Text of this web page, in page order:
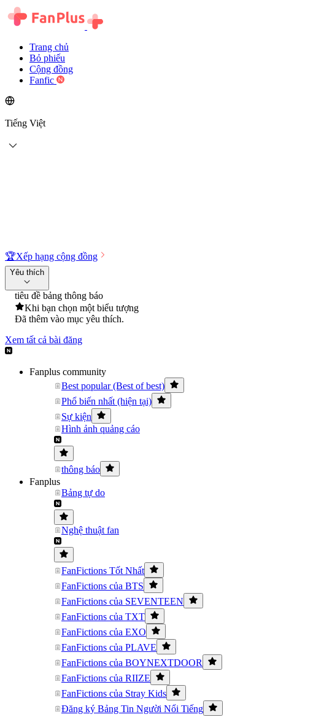
Trang chủ
Bỏ phiếu
Cộng đồng
Fanfic
Tiếng Việt
🏆Xếp hạng cộng đồng
Yêu thích
tiêu đề bảng thông báo
Khi bạn chọn một biểu tượng
Đã thêm vào mục yêu thích.
Xem tất cả bài đăng
Fanplus community
Best popular (Best of best)
Phổ biến nhất (hiện tại)
Sự kiện
Hình ảnh quảng cáo
thông báo
Fanplus
Bảng tự do
Nghệ thuật fan
FanFictions Tốt Nhất
FanFictions của BTS
FanFictions của SEVENTEEN
FanFictions của TXT
FanFictions của EXO
FanFictions của PLAVE
FanFictions của BOYNEXTDOOR
FanFictions của RIIZE
FanFictions của Stray Kids
Đăng ký Bảng Tin Người Nổi Tiếng